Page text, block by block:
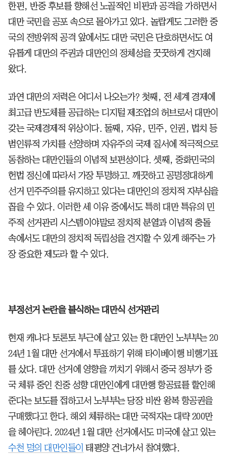
한편, 반중 후보를 향해선 노골적인 비판과 공격을 가하면서
대만 국민을 공포 속으로 몰아가고 있다. 놀랍게도 그러한 중
국의 전방위적 공격 앞에서도 대만 국민은 단호하면서도 여
유롭게 대만의 주권과 대만인의 정체성을 꿋꿋하게 견지해
왔다.
과연 대만의 저력은 어디서 나오는가? 첫째, 전 세계 경제에
최고급 반도체를 공급하는 디지털 제조업의 허브로서 대만이
갖는 국제경제적 위상이다. 둘째, 자유, 민주, 인권, 법치 등
범인류적 가치를 선양하며 자유주의 국제 질서에 적극적으로
동참하는 대만인들의 이념적 보편성이다. 셋째, 중화민국의
헌법 정신에 따라서 가장 투명하고. 깨끗하고 공명정대하게
선거 민주주의를 유지하고 있다는 대만인의 정치적 자부심을
꼽을 수 있다. 이러한 세 이유 중에서도 특히 대만 특유의 민
주적 선거관리 시스템이야말로 정치적 분열과 이념적 충돌
속에서도 대만의 정치적 독립성을 견지할 수 있게 해주는 가
장 중요한 제도라 할 수 있다.
부정선거 논란을 불식하는 대만식 선거관리
현재 캐나다 토론토 부근에 살고 있는 한 대만인 노부부는 20
24년 1월 대만 선거에서 투표하기 위해 타이베이행 비행기표
를 샀다. 대만 선거에 영향을 끼치기 위해서 중국 정부가 중
국 체류 중인 친중 성향 대만인에게 대만행 항공료를 할인해
준다는 보도를 접하고서 노부부는 당장 비싼 왕복 항공권을
구매했다고 한다. 해외 체류하는 대만 국적자는 대략 200만
을 헤아린다. 2024년 1월 대만 선거에서도 미국에 살고 있는
수천 명의 대만인들이 태평양 건너가서 참여했다.